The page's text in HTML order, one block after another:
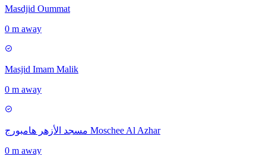
Masdjid Oummat
0 m away
Masjid Imam Malik
0 m away
مسجد الأزهر هامبورج Moschee Al Azhar
0 m away